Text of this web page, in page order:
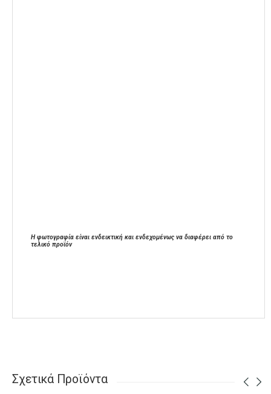
Η φωτογραφία είναι ενδεικτική και ενδεχομένως να διαφέρει από το
τελικό προϊόν
Σχετικά Προϊόντα